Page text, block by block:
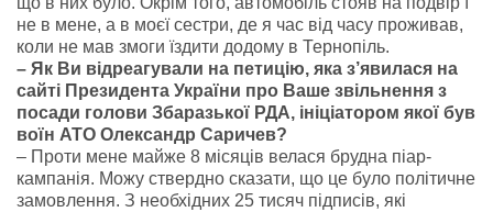
не в мене, а в моєї сестри, де я час від часу проживав,
коли не мав змоги їздити додому в Тернопіль.
– Як Ви відреагували на петицію, яка з’явилася на
сайті Президента України про Ваше звільнення з
посади голови Збаразької РДА, ініціатором якої був
воїн АТО Олександр Саричев?
– Проти мене майже 8 місяців велася брудна піар-
кампанія. Можу ствердно сказати, що це було політичне
замовлення. З необхідних 25 тисяч підписів, які